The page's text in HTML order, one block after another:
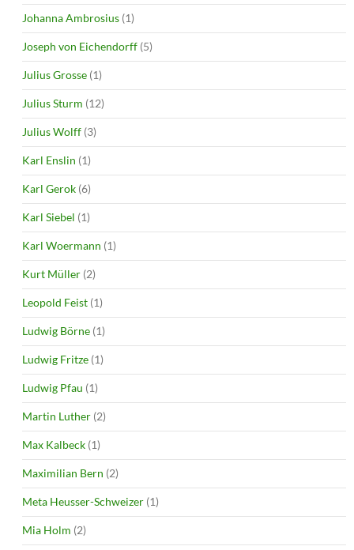
Johanna Ambrosius (1)
Joseph von Eichendorff (5)
Julius Grosse (1)
Julius Sturm (12)
Julius Wolff (3)
Karl Enslin (1)
Karl Gerok (6)
Karl Siebel (1)
Karl Woermann (1)
Kurt Müller (2)
Leopold Feist (1)
Ludwig Börne (1)
Ludwig Fritze (1)
Ludwig Pfau (1)
Martin Luther (2)
Max Kalbeck (1)
Maximilian Bern (2)
Meta Heusser-Schweizer (1)
Mia Holm (2)